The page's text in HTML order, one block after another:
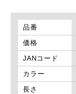
品番
価格
JANコード
カラー
長さ